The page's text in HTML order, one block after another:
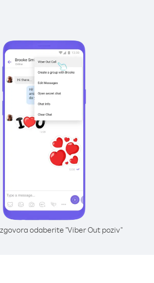
odaberite "Viber Out poziv"